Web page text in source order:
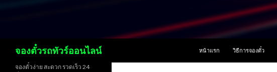
จองตั๋วรถทัวร์ออนไลน์
หน้าแรก
วิธีการจองตั๋ว
จองตั๋วง่าย สะดวก รวดเร็ว 24